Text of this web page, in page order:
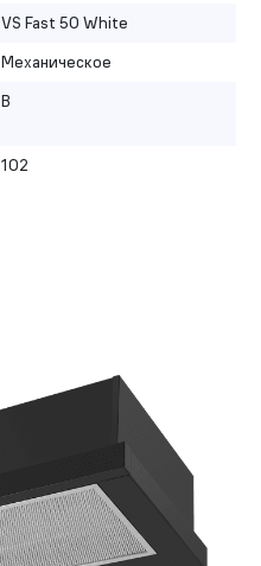
VS Fast 50 White
Механическое
B
102